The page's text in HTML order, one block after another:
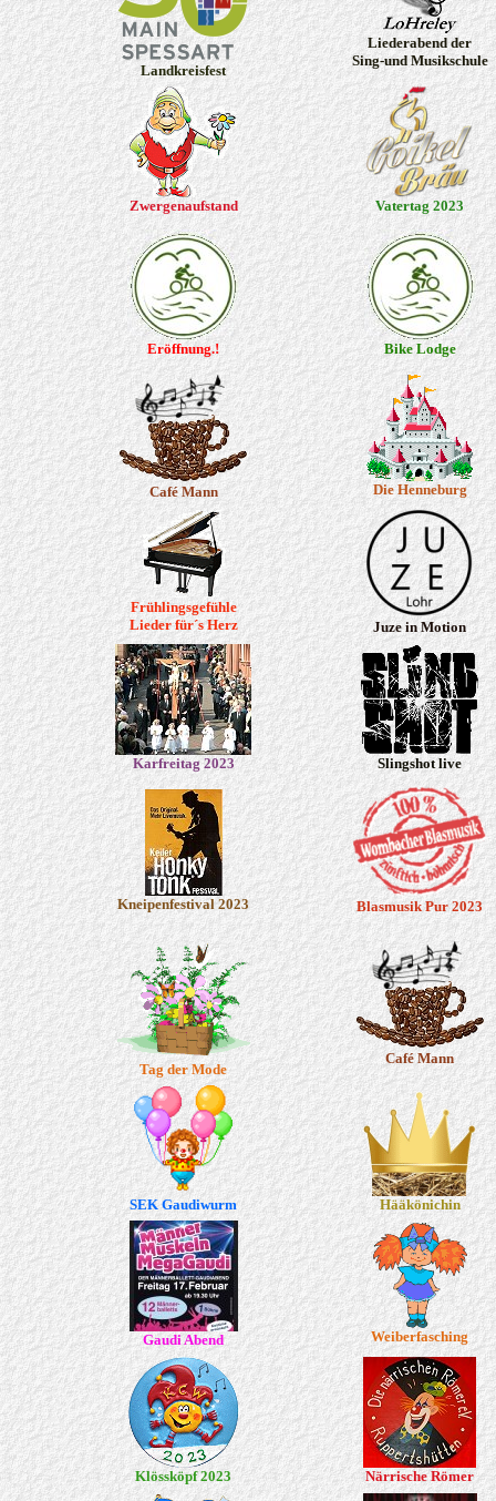
Landkreisfest
Liederabend der
Sing-und Musikschule
Zwergenaufstand Vatertag 2023
Eröffnung.! Bike Lodge
Café Mann Die Henneburg
Frühlingsgefühle
Lieder für´s Herz
Juze in Motion
Karfreitag 2023 Slingshot live
Kneipenfestival 2023 Blasmusik Pur 2023
Tag der Mode
Café Mann
SEK Gaudiwurm Hääkönichin
Gaudi Abend Weiberfasching
Klössköpf 2023 Närrische Römer